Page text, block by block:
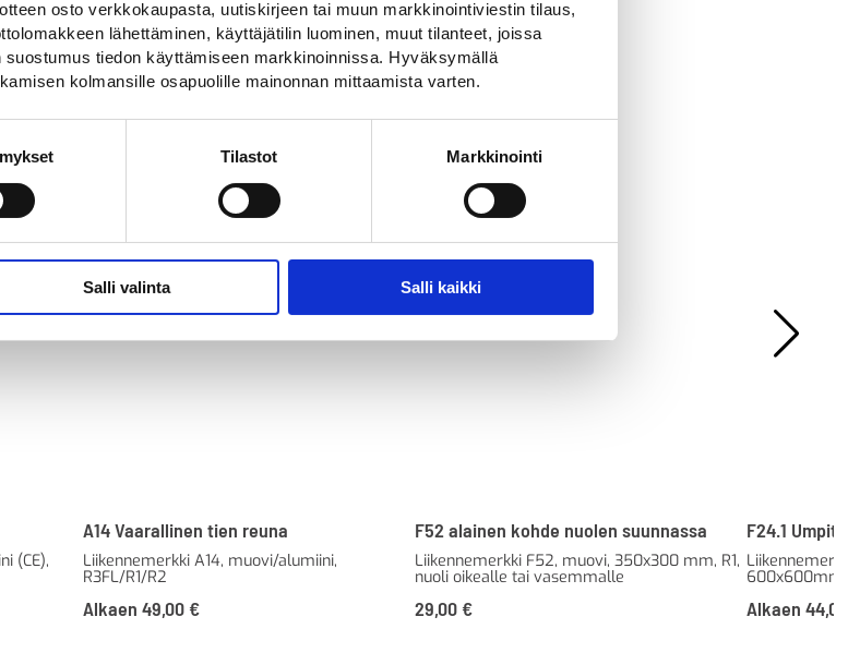
osto verkkokaupasta, uutiskirjeen tai muun markkinointiviestin tilaus,
lähettäminen, käyttäjätilin luominen, muut tilanteet, joissa
tiedon käyttämiseen markkinoinnissa. Hyväksymällä
kolmansille osapuolille mainonnan mittaamista varten.
Tilastot Markkinointi
Salli valinta Salli kaikki
(CE),
A14 Vaarallinen tien reuna
Liikennemerkki A14, muovi/alumiini,
R3FL/R1/R2
Alkaen 49,00 €
F52 alainen kohde nuolen suunnassa
Liikennemerkki F52, muovi, 350x300 mm, R1,
nuoli oikealle tai vasemmalle
29,00 €
F24.1 Umpitie
Liikennemerkki
600x600mm,
Alkaen 44,00